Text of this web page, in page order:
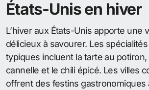
États-Unis en hiver
L’hiver aux États-Unis apporte une
délicieux à savourer. Les
typiques incluent la tarte au potiron,
cannelle et le chili épicé. Les villes
offrent des festins gastronomiques